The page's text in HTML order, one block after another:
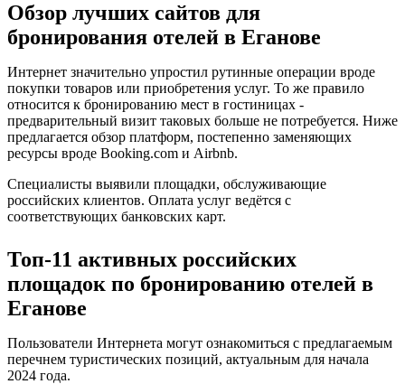
Обзор лучших сайтов для
бронирования отелей в Еганове
Интернет значительно упростил рутинные операции вроде
покупки товаров или приобретения услуг. То же правило
относится к бронированию мест в гостиницах -
предварительный визит таковых больше не потребуется. Ниже
предлагается обзор платформ, постепенно заменяющих
ресурсы вроде Booking.com и Airbnb.
Специалисты выявили площадки, обслуживающие
российских клиентов. Оплата услуг ведётся с
соответствующих банковских карт.
Топ-11 активных российских
площадок по бронированию отелей в
Еганове
Пользователи Интернета могут ознакомиться с предлагаемым
перечнем туристических позиций, актуальным для начала
2024 года.